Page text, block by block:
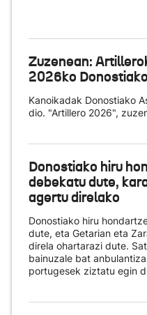
Zuzenean:
2026ko
Kanoikadak Donostiako
dio. "Artillero 2026",
Donostiako hiru
debekatu dute,
agertu direlako
Donostiako hiru
dute, eta Getarian eta
direla ohartarazi dute.
bainuzale bat
portugesek ziztatu egin